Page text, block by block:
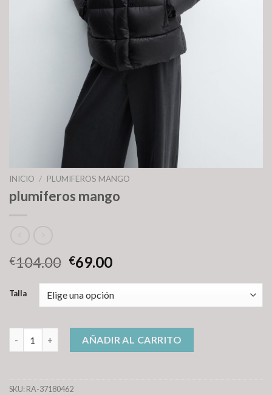
INICIO / PLUMIFEROS MANGO
plumiferos mango
€104.00 €69.00
Talla
plumiferos mango cantidadAÑADIR AL CARRITO
SKU:RA-37180462